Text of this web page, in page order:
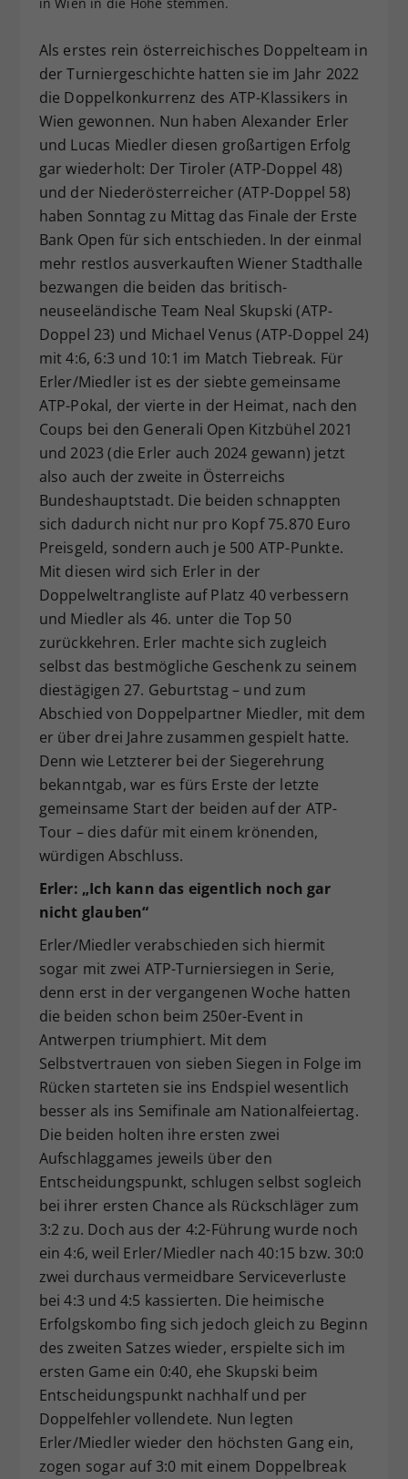
Als erstes rein österreichisches Doppelteam in
der Turniergeschichte hatten sie im Jahr 2022
die Doppelkonkurrenz des ATP-Klassikers in
Wien gewonnen. Nun haben Alexander Erler
und Lucas Miedler diesen großartigen Erfolg
gar wiederholt: Der Tiroler (ATP-Doppel 48)
und der Niederösterreicher (ATP-Doppel 58)
haben Sonntag zu Mittag das Finale der Erste
Bank Open für sich entschieden. In der einmal
mehr restlos ausverkauften Wiener Stadthalle
bezwangen die beiden das britisch-
neuseeländische Team Neal Skupski (ATP-
Doppel 23) und Michael Venus (ATP-Doppel 24)
mit 4:6, 6:3 und 10:1 im Match Tiebreak. Für
Erler/Miedler ist es der siebte gemeinsame
ATP-Pokal, der vierte in der Heimat, nach den
Coups bei den Generali Open Kitzbühel 2021
und 2023 (die Erler auch 2024 gewann) jetzt
also auch der zweite in Österreichs
Bundeshauptstadt. Die beiden schnappten
sich dadurch nicht nur pro Kopf 75.870 Euro
Preisgeld, sondern auch je 500 ATP-Punkte.
Mit diesen wird sich Erler in der
Doppelweltrangliste auf Platz 40 verbessern
und Miedler als 46. unter die Top 50
zurückkehren. Erler machte sich zugleich
selbst das bestmögliche Geschenk zu seinem
diestägigen 27. Geburtstag – und zum
Abschied von Doppelpartner Miedler, mit dem
er über drei Jahre zusammen gespielt hatte.
Denn wie Letzterer bei der Siegerehrung
bekanntgab, war es fürs Erste der letzte
gemeinsame Start der beiden auf der ATP-
Tour – dies dafür mit einem krönenden,
würdigen Abschluss.
Erler: „Ich kann das eigentlich noch gar
nicht glauben“
Erler/Miedler verabschieden sich hiermit
sogar mit zwei ATP-Turniersiegen in Serie,
denn erst in der vergangenen Woche hatten
die beiden schon beim 250er-Event in
Antwerpen triumphiert. Mit dem
Selbstvertrauen von sieben Siegen in Folge im
Rücken starteten sie ins Endspiel wesentlich
besser als ins Semifinale am Nationalfeiertag.
Die beiden holten ihre ersten zwei
Aufschlaggames jeweils über den
Entscheidungspunkt, schlugen selbst sogleich
bei ihrer ersten Chance als Rückschläger zum
3:2 zu. Doch aus der 4:2-Führung wurde noch
ein 4:6, weil Erler/Miedler nach 40:15 bzw. 30:0
zwei durchaus vermeidbare Serviceverluste
bei 4:3 und 4:5 kassierten. Die heimische
Erfolgskombo fing sich jedoch gleich zu Beginn
des zweiten Satzes wieder, erspielte sich im
ersten Game ein 0:40, ehe Skupski beim
Entscheidungspunkt nachhalf und per
Doppelfehler vollendete. Nun legten
Erler/Miedler wieder den höchsten Gang ein,
zogen sogar auf 3:0 mit einem Doppelbreak
Zweck
Einstellungen. Unter anderem eine
zufällig generierte ID, für die
historische Speicherung Ihrer
vorgenommen Einstellungen, falls der
Webseiten-Betreiber dies eingestellt
hat.